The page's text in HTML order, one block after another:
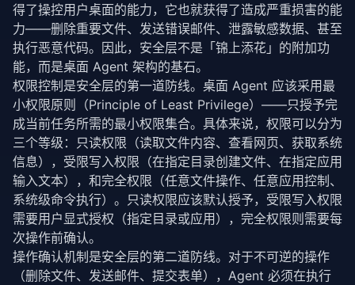
      }, ctx);
    }
return { success: true, before, after: await
  }
private async waitForCondition(
    action: AgentAction,
    ctx: ExecutionContext
  ):
Promise<ExecutionResult> {
const start = Date.now();
const
timeout = action.timeoutMs ?? 10000;
const pollInterval = 200; // 每 200ms 检查一次
while ( Date .now () - start < timeout) {
try {
if (action.condition && await action.
return { success: true , waitTime: Date.
得了操控用户桌面的能力，它也就获得了造成严重损害的能
力——删除重要文件、发送错误邮件、泄露敏感数据、甚至
执行恶意代码。因此，安全层不是「锦上添花」的附加功
能，而是桌面 Agent 架构的基石。
权限控制是安全层的第一道防线。桌面 Agent 应该采用最
小权限原则（Principle of Least Privilege）——只授予完
成当前任务所需的最小权限集合。具体来说，权限可以分为
三个等级：只读权限（读取文件内容、查看网页、获取系统
信息），受限写入权限（在指定目录创建文件、在指定应用
输入文本），和完全权限（任意文件操作、任意应用控制、
系统级命令执行）。只读权限应该默认授予，受限写入权限
需要用户显式授权（指定目录或应用），完全权限则需要每
次操作前确认。
操作确认机制是安全层的第二道防线。对于不可逆的操作
（删除文件、发送邮件、提交表单），Agent 必须在执行